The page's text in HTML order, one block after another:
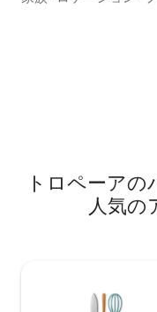
トロペーア
人気の